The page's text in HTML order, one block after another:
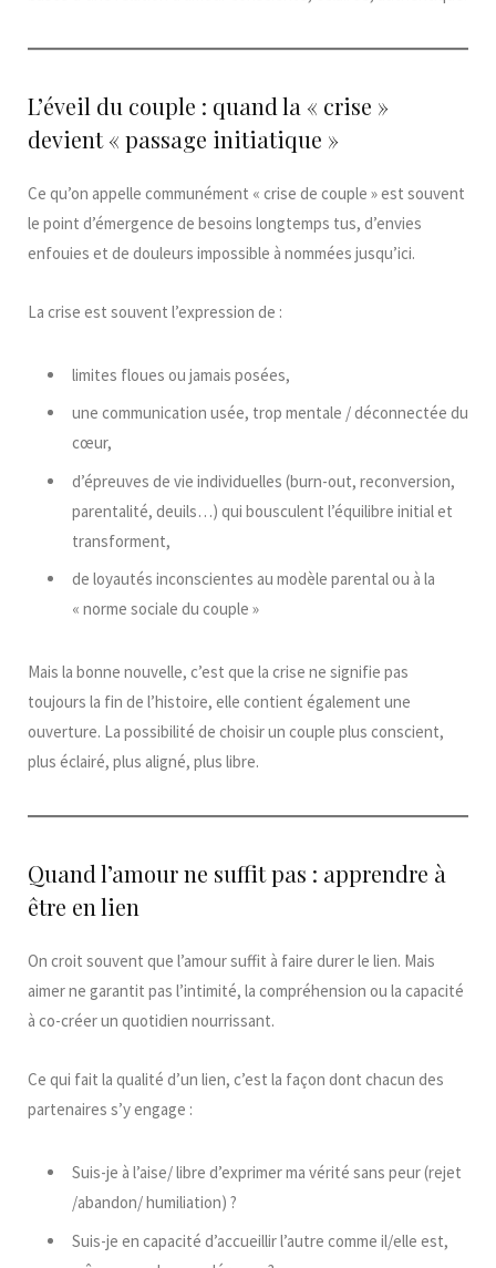
L’éveil du couple : quand la « crise »
devient « passage initiatique »
Ce qu’on appelle communément « crise de couple » est souvent
le point d’émergence de besoins longtemps tus, d’envies
enfouies et de douleurs impossible à nommées jusqu’ici.
La crise est souvent l’expression de :
limites floues ou jamais posées,
une communication usée, trop mentale / déconnectée du
cœur,
d’épreuves de vie individuelles (burn-out, reconversion,
parentalité, deuils…) qui bousculent l’équilibre initial et
transforment,
de loyautés inconscientes au modèle parental ou à la
« norme sociale du couple »
Mais la bonne nouvelle, c’est que la crise ne signifie pas
toujours la fin de l’histoire, elle contient également une
ouverture. La possibilité de choisir un couple plus conscient,
plus éclairé, plus aligné, plus libre.
Quand l’amour ne suffit pas : apprendre à
être en lien
On croit souvent que l’amour suffit à faire durer le lien. Mais
aimer ne garantit pas l’intimité, la compréhension ou la capacité
à co-créer un quotidien nourrissant.
Ce qui fait la qualité d’un lien, c’est la façon dont chacun des
partenaires s’y engage :
Suis-je à l’aise/ libre d’exprimer ma vérité sans peur (rejet
/abandon/ humiliation) ?
Suis-je en capacité d’accueillir l’autre comme il/elle est,